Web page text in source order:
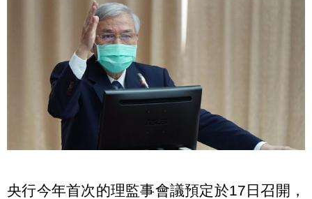
央行今年首次的理監事會議預定於17日召開，